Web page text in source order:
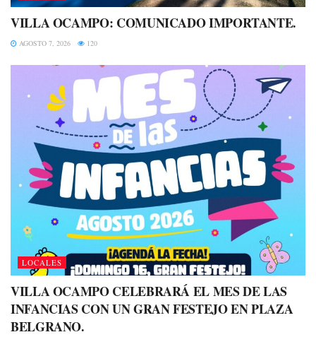
VILLA OCAMPO: COMUNICADO IMPORTANTE.
AGOSTO 7, 2026 120
LOCALES
VILLA OCAMPO CELEBRARÁ EL MES DE LAS
INFANCIAS CON UN GRAN FESTEJO EN PLAZA
BELGRANO.